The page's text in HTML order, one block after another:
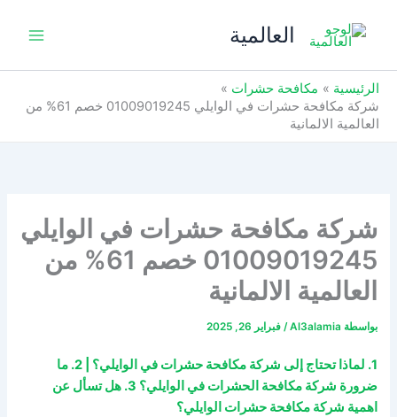
العالمية
الرئيسية
مكافحة حشرات
شركة مكافحة حشرات في الوايلي 01009019245 خصم 61% من
العالمية الالمانية
شركة مكافحة حشرات في الوايلي
01009019245 خصم 61% من
العالمية الالمانية
بواسطة Al3alamia
/فبراير 26, 2025
1. لماذا تحتاج إلى شركة مكافحة حشرات في الوايلي؟ | 2. ما
ضرورة شركة مكافحة الحشرات في الوايلي؟ 3. هل تسأل عن
اهمية شركة مكافحة حشرات الوايلي؟